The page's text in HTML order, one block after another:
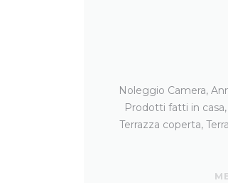
Noleggio Camera,
Prodotti fatti in
Terrazza coperta,